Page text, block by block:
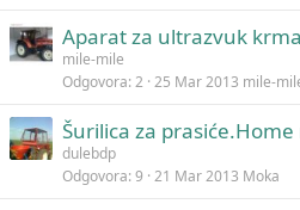
Aparat za ultrazvuk
mile-mile
Odgovora 2 25 Mar 2013 mile-
Šurilica za
dulebdp
Odgovora 9 21 Mar 2013 Moka